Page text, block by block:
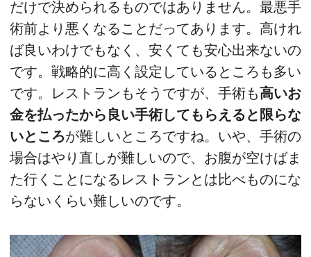
だけで決められるものではありません。最悪手
術前より悪くなることだってあります。高けれ
ば良いわけでもなく、安くても安心出来ないの
です。戦略的に高く設定しているところも多い
です。レストランもそうですが、手術も高いお
金を払ったから良い手術してもらえると限らな
いところが難しいところですね。いや、手術の
場合はやり直しが難しいので、お腹が空けばま
た行くことになるレストランとは比べものにな
らないくらい難しいのです。